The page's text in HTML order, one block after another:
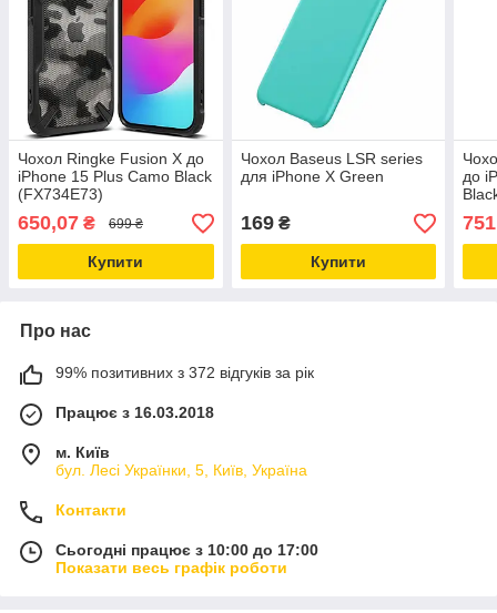
Чохол Ringke Fusion X до
iPhone 15 Plus Camo Black
(FX734E73)
650,07 ₴ 699 ₴
Купити
Чохол Baseus LSR series
для iPhone X Green
169₴
Купити
до
Про нас
99% позитивних з 372 відгуків за рік
Працює з 16.03.2018
м. Київ
бул. Лесі Українки, 5, Київ, Україна
Контакти
Сьогодні працює з 10:00 до 17:00
Показати весь графік роботи